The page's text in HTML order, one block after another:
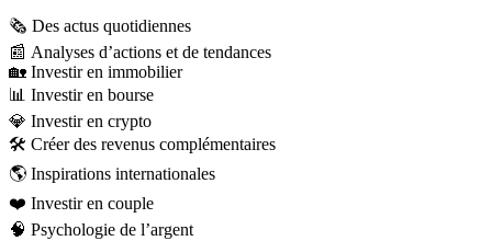
🗞️ Des actus quotidiennes
📰 Analyses d’actions et de tendances
🏡 Investir en immobilier
📊 Investir en bourse
💎 Investir en crypto
🛠️ Créer des revenus complémentaires
🌎 Inspirations internationales
❤️ Investir en couple
🧠 Psychologie de l’argent